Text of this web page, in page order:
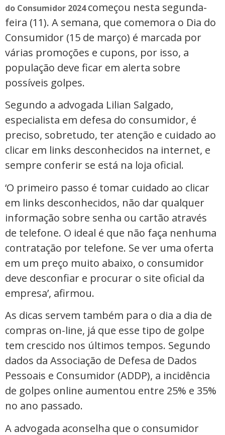
do Consumidor 2024começou nesta segunda-
feira (11). A semana, que comemora o Dia do
Consumidor (15 de março) é marcada por
várias promoções e cupons, por isso, a
população deve ficar em alerta sobre
possíveis golpes.
Segundo a advogada Lilian Salgado,
especialista em defesa do consumidor, é
preciso, sobretudo, ter atenção e cuidado ao
clicar em links desconhecidos na internet, e
sempre conferir se está na loja oficial.
‘O primeiro passo é tomar cuidado ao clicar
em links desconhecidos, não dar qualquer
informação sobre senha ou cartão através
de telefone. O ideal é que não faça nenhuma
contratação por telefone. Se ver uma oferta
em um preço muito abaixo, o consumidor
deve desconfiar e procurar o site oficial da
empresa’, afirmou.
As dicas servem também para o dia a dia de
compras on-line, já que esse tipo de golpe
tem crescido nos últimos tempos. Segundo
dados da Associação de Defesa de Dados
Pessoais e Consumidor (ADDP), a incidência
de golpes online aumentou entre 25% e 35%
no ano passado.
A advogada aconselha que o consumidor